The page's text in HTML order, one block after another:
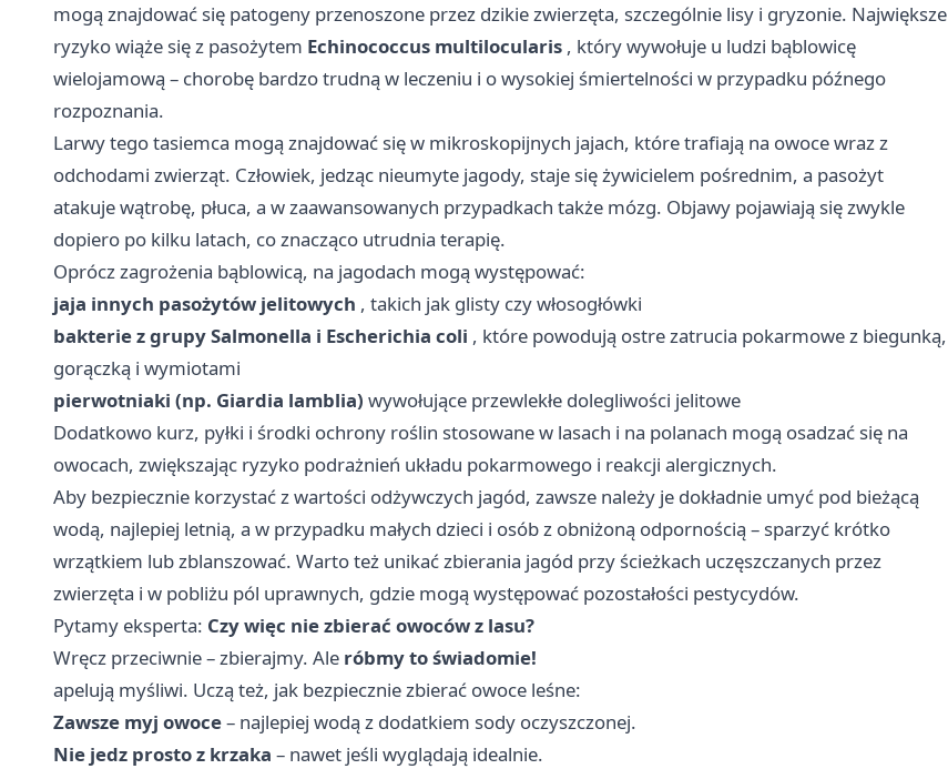
mogą znajdować się patogeny przenoszone przez dzikie zwierzęta, szczególnie lisy i gryzonie. Największe
ryzyko wiąże się z pasożytem Echinococcus multilocularis , który wywołuje u ludzi bąblowicę
wielojamową – chorobę bardzo trudną w leczeniu i o wysokiej śmiertelności w przypadku późnego
rozpoznania.
Larwy tego tasiemca mogą znajdować się w mikroskopijnych jajach, które trafiają na owoce wraz z
odchodami zwierząt. Człowiek, jedząc nieumyte jagody, staje się żywicielem pośrednim, a pasożyt
atakuje wątrobę, płuca, a w zaawansowanych przypadkach także mózg. Objawy pojawiają się zwykle
dopiero po kilku latach, co znacząco utrudnia terapię.
Oprócz zagrożenia bąblowicą, na jagodach mogą występować:
jaja innych pasożytów jelitowych , takich jak glisty czy włosogłówki
bakterie z grupy Salmonella i Escherichia coli , które powodują ostre zatrucia pokarmowe z biegunką,
gorączką i wymiotami
pierwotniaki (np. Giardia lamblia) wywołujące przewlekłe dolegliwości jelitowe
Dodatkowo kurz, pyłki i środki ochrony roślin stosowane w lasach i na polanach mogą osadzać się na
owocach, zwiększając ryzyko podrażnień układu pokarmowego i reakcji alergicznych.
Aby bezpiecznie korzystać z wartości odżywczych jagód, zawsze należy je dokładnie umyć pod bieżącą
wodą, najlepiej letnią, a w przypadku małych dzieci i osób z obniżoną odpornością – sparzyć krótko
wrzątkiem lub zblanszować. Warto też unikać zbierania jagód przy ścieżkach uczęszczanych przez
zwierzęta i w pobliżu pól uprawnych, gdzie mogą występować pozostałości pestycydów.
Pytamy eksperta: Czy więc nie zbierać owoców z lasu?
Wręcz przeciwnie – zbierajmy. Ale róbmy to świadomie!
apelują myśliwi. Uczą też, jak bezpiecznie zbierać owoce leśne:
Zawsze myj owoce– najlepiej wodą z dodatkiem sody oczyszczonej.
Nie jedz prosto z krzaka – nawet jeśli wyglądają idealnie.